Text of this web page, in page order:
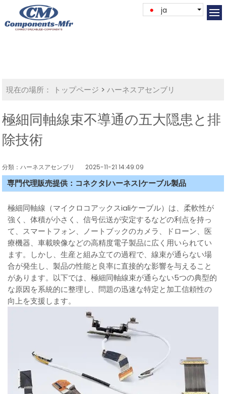
ja
現在の場所： トップページ >ハーネスアセンブリ
極細同軸線束不導通の五大隠患と排
除技術
分類：ハーネスアセンブリ 2025-11-21 14:49:09
専門代理販売提供：コネクタ|ハーネス|ケーブル製品
極細同軸線（マイクロコアックスialiケーブル）は、柔軟性が
強く、体積が小さく、信号伝送が安定するなどの利点を持っ
て、スマートフォン、ノートブックのカメラ、ドローン、医
療機器、車載映像などの高精度電子製品に広く用いられてい
ます。しかし、生産と組み立ての過程で、線束が通らない場
合が発生し、製品の性能と良率に直接的な影響を与えること
があります。以下では、極細同軸線束が通らない5つの典型的
な原因を系統的に整理し、問題の迅速な特定と加工信頼性の
向上を支援します。